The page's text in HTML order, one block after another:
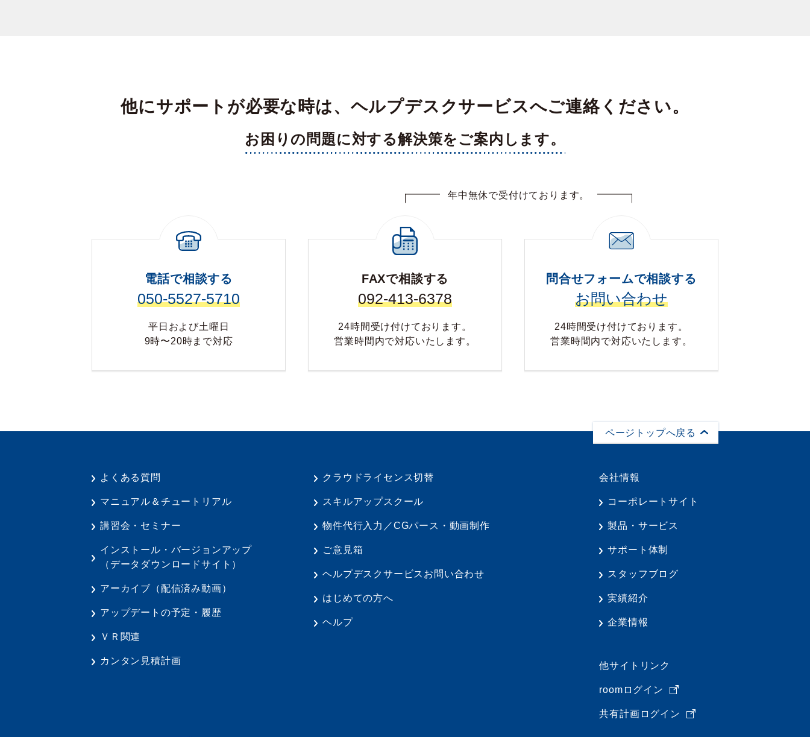
他にサポートが必要な時は、ヘルプデスクサービスへご連絡ください。
お困りの問題に対する解決策をご案内します。
年中無休で受付けております。
電話で相談する
050-5527-5710
平日および土曜日
9時〜20時まで対応
FAXで相談する
092-413-6378
24時間受け付けております。
営業時間内で対応いたします。
問合せフォームで相談する
お問い合わせ
24時間受け付けております。
営業時間内で対応いたします。
ページトップへ戻る
よくある質問
マニュアル＆チュートリアル
講習会・セミナー
インストール・バージョンアップ
（データダウンロードサイト）
アーカイブ（配信済み動画）
アップデートの予定・履歴
ＶＲ関連
カンタン見積計画
クラウドライセンス切替
スキルアップスクール
物件代行入力／CGパース・動画制作
ご意見箱
ヘルプデスクサービスお問い合わせ
はじめての方へ
ヘルプ
会社情報
コーポレートサイト
製品・サービス
サポート体制
スタッフブログ
実績紹介
企業情報
他サイトリンク
roomログイン
共有計画ログイン